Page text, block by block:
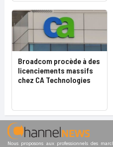
Broadcom procède à des
licenciements massifs
chez CA Technologies
Nous proposons aux professionnels des